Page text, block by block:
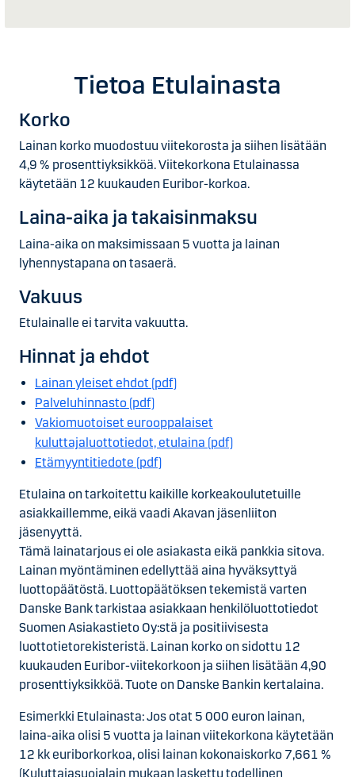
Tietoa Etulainasta
Korko
Lainan korko muodostuu viitekorosta ja siihen lisätään
4,9 % prosenttiyksikköä. Viitekorkona Etulainassa
käytetään 12 kuukauden Euribor-korkoa.
Laina-aika ja takaisinmaksu
Laina-aika on maksimissaan 5 vuotta ja lainan
lyhennystapana on tasaerä.
Vakuus
Etulainalle ei tarvita vakuutta.
Hinnat ja ehdot
Lainan yleiset ehdot (pdf)
Palveluhinnasto (pdf)
Vakiomuotoiset eurooppalaiset
kuluttajaluottotiedot, etulaina (pdf)
Etämyyntitiedote (pdf)
Etulaina on tarkoitettu kaikille korkeakoulutetuille
asiakkaillemme, eikä vaadi Akavan jäsenliiton
jäsenyyttä.
Tämä lainatarjous ei ole asiakasta eikä pankkia sitova.
Lainan myöntäminen edellyttää aina hyväksyttyä
luottopäätöstä. Luottopäätöksen tekemistä varten
Danske Bank tarkistaa asiakkaan henkilöluottotiedot
Suomen Asiakastieto Oy:stä ja positiivisesta
luottotietorekisteristä. Lainan korko on sidottu 12
kuukauden Euribor-viitekorkoon ja siihen lisätään 4,90
prosenttiyksikköä. Tuote on Danske Bankin kertalaina.
Esimerkki Etulainasta: Jos otat 5 000 euron lainan,
laina-aika olisi 5 vuotta ja lainan viitekorkona käytetään
12 kk euriborkorkoa, olisi lainan kokonaiskorko 7,661 %
(Kuluttajasuojalain mukaan laskettu todellinen